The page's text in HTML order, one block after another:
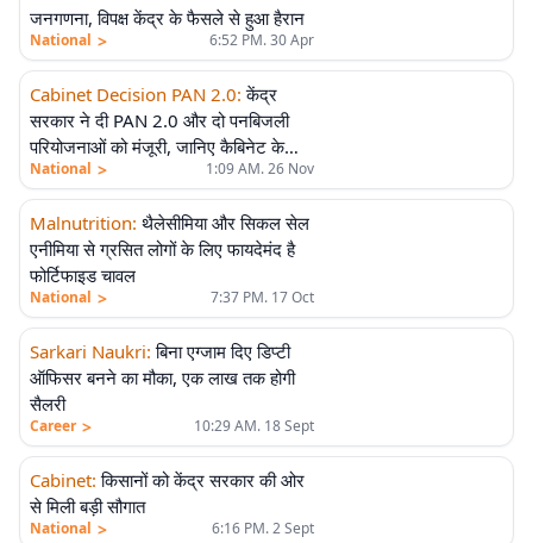
जनगणना, विपक्ष केंद्र के फैसले से हुआ हैरान
National > 6:52 PM. 30 Apr
Cabinet Decision PAN 2.0: केंद्र
सरकार ने दी PAN 2.0 और दो पनबिजली
परियोजनाओं को मंजूरी, जानिए कैबिनेट के
अहम फैसले
National > 1:09 AM. 26 Nov
Malnutrition: थैलेसीमिया और सिकल सेल
एनीमिया से ग्रसित लोगों के लिए फायदेमंद है
फोर्टिफाइड चावल
National > 7:37 PM. 17 Oct
Sarkari Naukri: बिना एग्जाम दिए डिप्टी
ऑफिसर बनने का मौका, एक लाख तक होगी
सैलरी
Career > 10:29 AM. 18 Sept
Cabinet: किसानों को केंद्र सरकार की ओर
से मिली बड़ी सौगात
National > 6:16 PM. 2 Sept